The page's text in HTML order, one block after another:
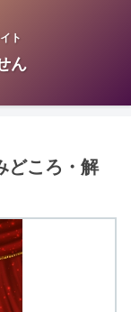
ト
ん
どころ・解